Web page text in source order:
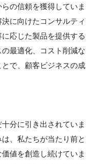
の信頼を獲得していま
に向けたコンサルティ
応じた製品を提供する
最適化、コスト削減な
で、顧客ビジネスの成
分に引き出されていま
、私たちが当たり前と
値を創造し続けていま